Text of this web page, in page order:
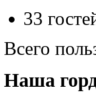
33
Всего
Наша